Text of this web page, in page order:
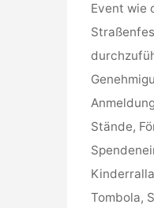
Event wie
Stände,
Tombola,